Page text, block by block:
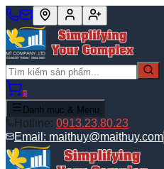
0
Danh mục & Menu
Hotline: 0913.23.80.23
Email: maithuy@maithuy.com